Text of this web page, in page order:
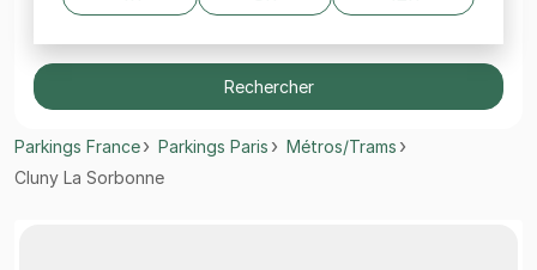
Rechercher
Parkings France Parkings Paris
Métros/Trams
Cluny La Sorbonne